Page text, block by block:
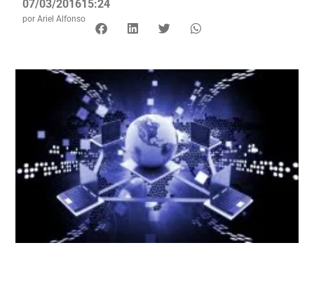
07/03/201615:24
por Ariel Alfonso